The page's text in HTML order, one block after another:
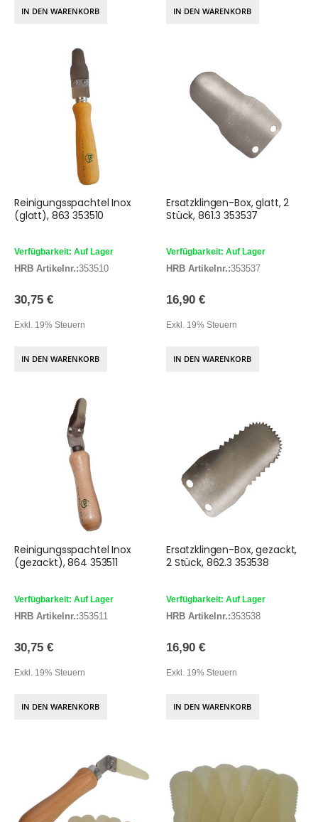
IN DEN WARENKORB IN DEN WARENKORB
Reinigungsspachtel Inox
(glatt), 863 353510
Verfügbarkeit: Auf Lager
HRB Artikelnr.:353510
30,75 €
Exkl. 19% Steuern
IN DEN WARENKORB
Ersatzklingen-Box, glatt, 2
Stück, 861.3 353537
Verfügbarkeit: Auf Lager
HRB Artikelnr.:353537
16,90 €
Exkl. 19% Steuern
IN DEN WARENKORB
Reinigungsspachtel Inox
(gezackt), 864 353511
Verfügbarkeit: Auf Lager
HRB Artikelnr.:353511
30,75 €
Exkl. 19% Steuern
IN DEN WARENKORB
Ersatzklingen-Box, gezackt,
2 Stück, 862.3 353538
Verfügbarkeit: Auf Lager
HRB Artikelnr.:353538
16,90 €
Exkl. 19% Steuern
IN DEN WARENKORB